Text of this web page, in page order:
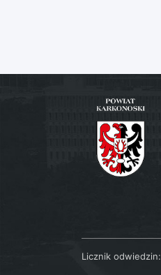
Licznik odwiedzin: